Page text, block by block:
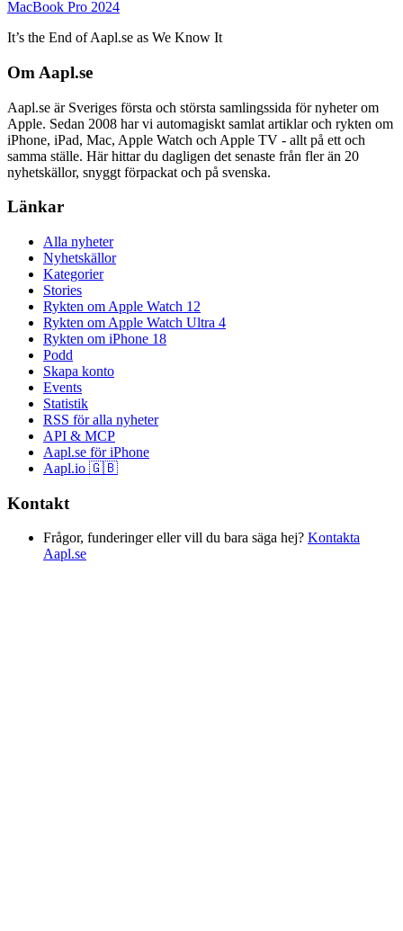
MacBook Pro 2024
It’s the End of Aapl.se as We Know It
Om Aapl.se
Aapl.se är Sveriges första och största samlingssida för nyheter om
Apple. Sedan 2008 har vi automagiskt samlat artiklar och rykten om
iPhone, iPad, Mac, Apple Watch och Apple TV - allt på ett och
samma ställe. Här hittar du dagligen det senaste från fler än 20
nyhetskällor, snyggt förpackat och på svenska.
Länkar
Alla nyheter
Nyhetskällor
Kategorier
Stories
Rykten om Apple Watch 12
Rykten om Apple Watch Ultra 4
Rykten om iPhone 18
Podd
Skapa konto
Events
Statistik
RSS för alla nyheter
API & MCP
Aapl.se för iPhone
Aapl.io 🇬🇧
Kontakt
Frågor, funderinger eller vill du bara säga hej? Kontakta
Aapl.se